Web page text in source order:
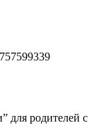
для родителей с